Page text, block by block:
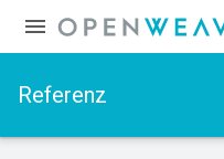
Referenz